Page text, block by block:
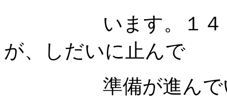
います。１４：０
が、しだいに止んで
準備が進んでいま